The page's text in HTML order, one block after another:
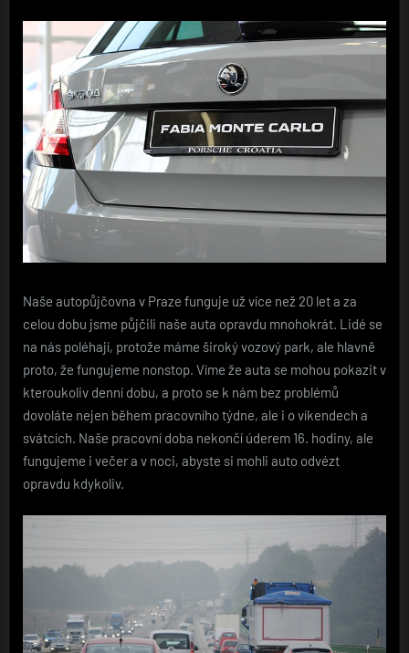
Naše autopůjčovna v Praze funguje už více než 20 let a za
celou dobu jsme půjčili naše auta opravdu mnohokrát. Lidé se
na nás poléhají, protože máme široký vozový park, ale hlavně
proto, že fungujeme nonstop. Víme že auta se mohou pokazit v
kteroukoliv denní dobu, a proto se k nám bez problémů
dovoláte nejen během pracovního týdne, ale i o víkendech a
svátcích. Naše pracovní doba nekončí úderem 16. hodiny, ale
fungujeme i večer a v noci, abyste si mohli auto odvézt
opravdu kdykoliv.